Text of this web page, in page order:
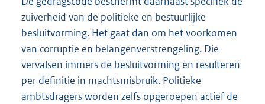
zuiverheid van de politieke en bestuurlijke
besluitvorming. Het gaat dan om het voorkomen
van corruptie en belangenverstrengeling. Die
vervalsen immers de besluitvorming en resulteren
per definitie in machtsmisbruik. Politieke
ambtsdragers worden zelfs opgeroepen actief de